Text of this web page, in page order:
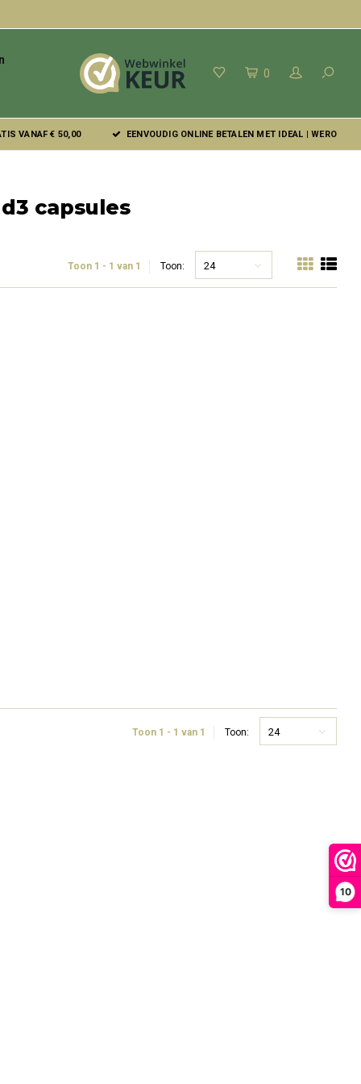
10
0
VANAF € 50,00 EENVOUDIG ONLINE BETALEN MET IDEAL | WERO
capsules
Toon 1 - 1 van 1 Toon: 24
Toon 1 - 1 van 1 Toon: 24